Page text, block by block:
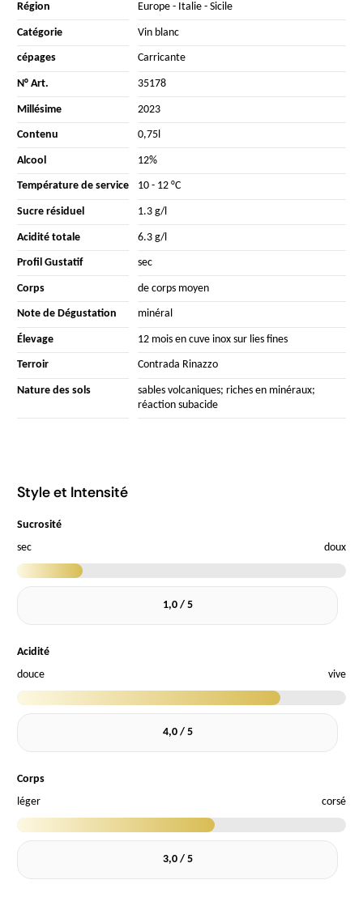
Région Europe- Italie- Sicile
Catégorie Vin blanc
cépages Carricante
N° Art. 35178
Millésime 2023
Contenu 0,75l
Alcool 12%
Température de service 10 - 12 °C
Sucre résiduel 1.3 g/l
Acidité totale 6.3 g/l
Profil Gustatif sec
Corps de corps moyen
Note de Dégustation minéral
Élevage 12 mois en cuve inox sur lies fines
Terroir Contrada Rinazzo
Nature des sols
sables volcaniques; riches en minéraux;
réaction subacide
Style et Intensité
Sucrosité
sec
doux
1,0 / 5
Acidité
douce
vive
4,0 / 5
Corps
léger
corsé
3,0 / 5